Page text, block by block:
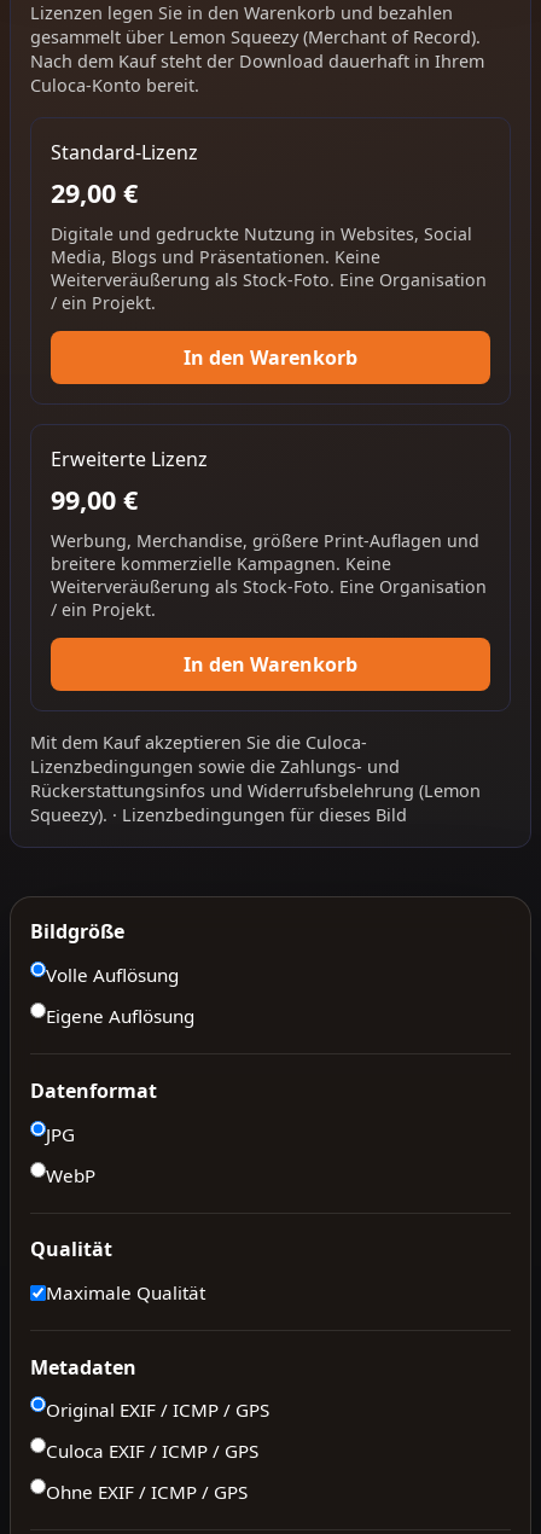
Lizenzen legen Sie in den Warenkorb und bezahlen
gesammelt über Lemon Squeezy (Merchant of Record).
Nach dem Kauf steht der Download dauerhaft in Ihrem
Culoca-Konto bereit.
Standard-Lizenz
29,00 €
Digitale und gedruckte Nutzung in Websites, Social
Media, Blogs und Präsentationen. Keine
Weiterveräußerung als Stock-Foto. Eine Organisation
/ ein Projekt.
In den Warenkorb
Erweiterte Lizenz
99,00 €
Werbung, Merchandise, größere Print-Auflagen und
breitere kommerzielle Kampagnen. Keine
Weiterveräußerung als Stock-Foto. Eine Organisation
/ ein Projekt.
In den Warenkorb
Mit dem Kauf akzeptieren Sie die Culoca-
Lizenzbedingungen sowie die Zahlungs- und
Rückerstattungsinfos und Widerrufsbelehrung (Lemon
Squeezy). · Lizenzbedingungen für dieses Bild
Bildgröße
Volle Auflösung
Eigene Auflösung
Datenformat
JPG
WebP
Qualität
Maximale Qualität
Metadaten
Original EXIF / ICMP / GPS
Culoca EXIF / ICMP / GPS
Ohne EXIF / ICMP / GPS